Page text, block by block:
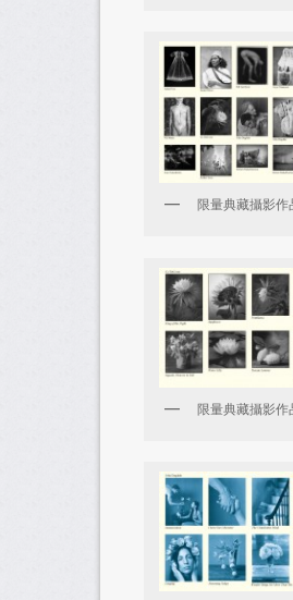
限量典藏攝影作
限量典藏攝影作